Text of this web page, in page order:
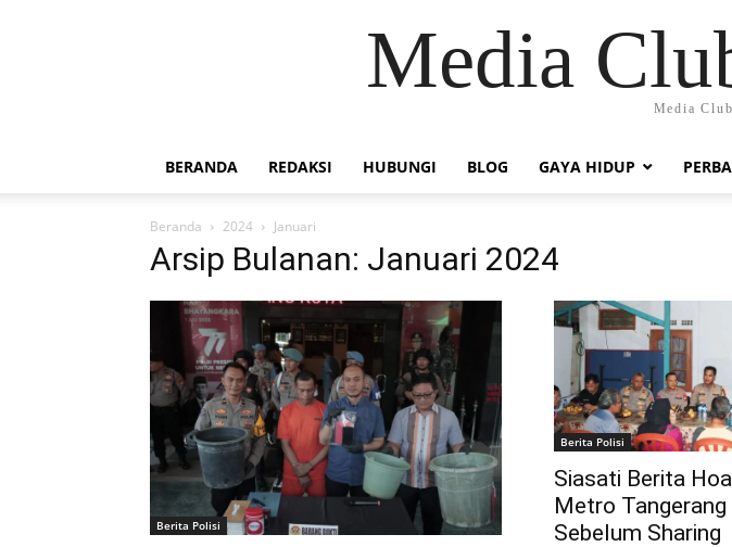
Media
Media
BERANDA REDAKSI HUBUNGI BLOG GAYA HIDUP
Beranda 2024 Januari
Arsip Bulanan: Januari 2024
Berita Polisi
Berita Polisi
Siasati Berita
Metro Tangerang
Sebelum Sharing